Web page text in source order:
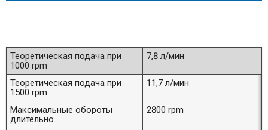
Теоретическая подача при
1000 rpm
7,8 л/мин
Теоретическая подача при
1500 rpm
11,7 л/мин
Максимальные обороты
длительно
2800 rpm